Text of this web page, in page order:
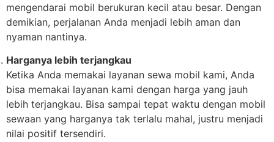
mengendarai mobil berukuran kecil atau besar. Dengan
demikian, perjalanan Anda menjadi lebih aman dan
nyaman nantinya.
Harganya lebih terjangkau
Ketika Anda memakai layanan sewa mobil kami, Anda
bisa memakai layanan kami dengan harga yang jauh
lebih terjangkau. Bisa sampai tepat waktu dengan mobil
sewaan yang harganya tak terlalu mahal, justru menjadi
nilai positif tersendiri.